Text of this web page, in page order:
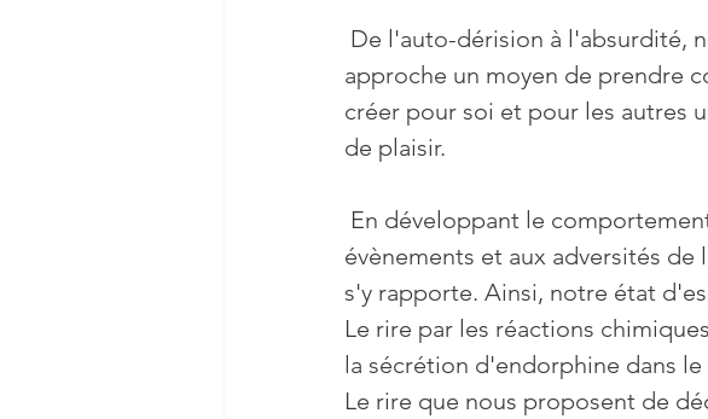
approche un moyen de prendre
créer pour soi et pour les autres
de plaisir.
évènements et aux adversités
s'y rapporte. Ainsi, notre état
Le rire par les réactions
la sécrétion d'endorphine dans
Le rire que nous proposent de